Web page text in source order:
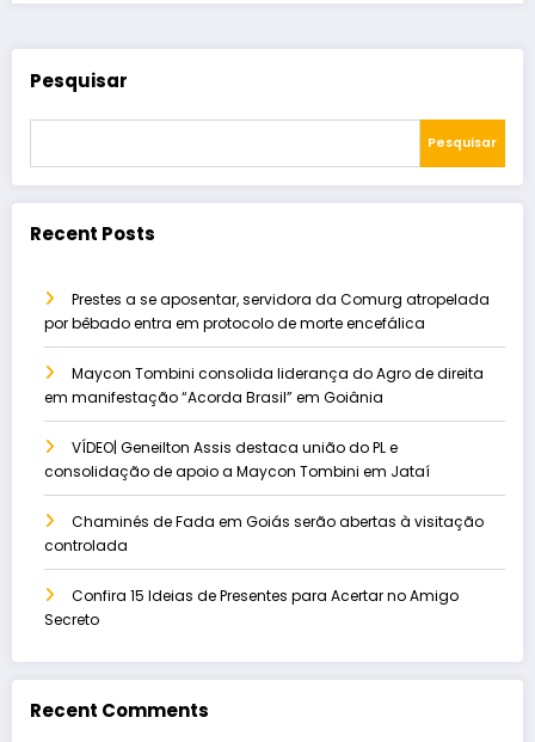
Pesquisar
Pesquisar
Recent Posts
Prestes a se aposentar, servidora da Comurg atropelada
por bêbado entra em protocolo de morte encefálica
Maycon Tombini consolida liderança do Agro de direita
em manifestação “Acorda Brasil” em Goiânia
VÍDEO| Geneilton Assis destaca união do PL e
consolidação de apoio a Maycon Tombini em Jataí
Chaminés de Fada em Goiás serão abertas à visitação
controlada
Confira 15 Ideias de Presentes para Acertar no Amigo
Secreto
Recent Comments